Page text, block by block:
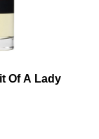
Of A Lady